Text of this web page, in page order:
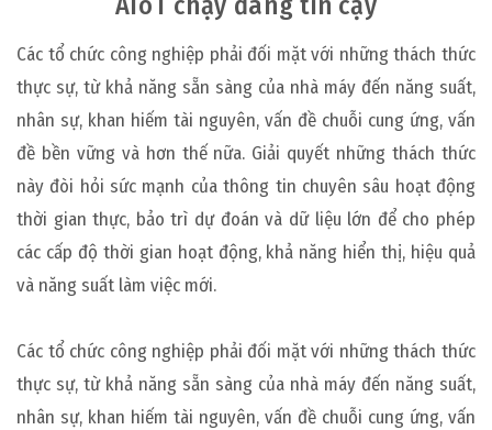
Các tổ chức công nghiệp phải đối mặt với những thách thức
thực sự, từ khả năng sẵn sàng của nhà máy đến năng suất,
nhân sự, khan hiếm tài nguyên, vấn đề chuỗi cung ứng, vấn
đề bền vững và hơn thế nữa. Giải quyết những thách thức
này đòi hỏi sức mạnh của thông tin chuyên sâu hoạt động
thời gian thực, bảo trì dự đoán và dữ liệu lớn để cho phép
các cấp độ thời gian hoạt động, khả năng hiển thị, hiệu quả
và năng suất làm việc mới.
Các tổ chức công nghiệp phải đối mặt với những thách thức
thực sự, từ khả năng sẵn sàng của nhà máy đến năng suất,
nhân sự, khan hiếm tài nguyên, vấn đề chuỗi cung ứng, vấn